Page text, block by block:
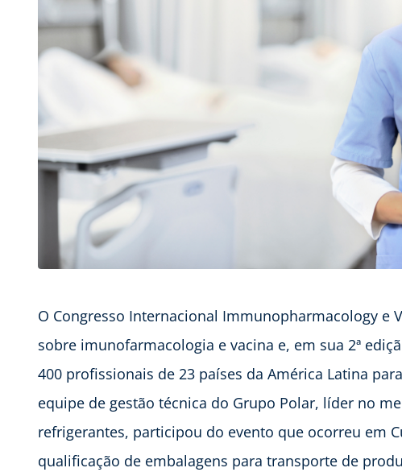
O Congresso Internacional Immunopharmacology e
sobre imunofarmacologia e vacina e, em sua 2ª
400 profissionais de 23 países da América Latina
equipe de gestão técnica do Grupo Polar, líder no
refrigerantes, participou do evento que ocorreu em
qualificação de embalagens para transporte de